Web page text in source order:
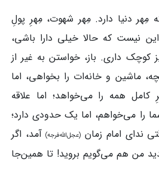
دنیا دارد. مِهر شهوت، مِهرِ پولِ
این نیست که حالا خیلی دارا باشی،
داری. باز، خواستن به غیر از
ماشین و خانه‌ات را بخواهی، اما
کامل همه را می‌خواهد؛ اما علاقه
را می‌خواهم، اما یک حدودی دارد؛
ندای امام زمان (عجل‌الله‌فرجه)آمد، اگر
من هم می‌گویم بروید! تا همین‌جا